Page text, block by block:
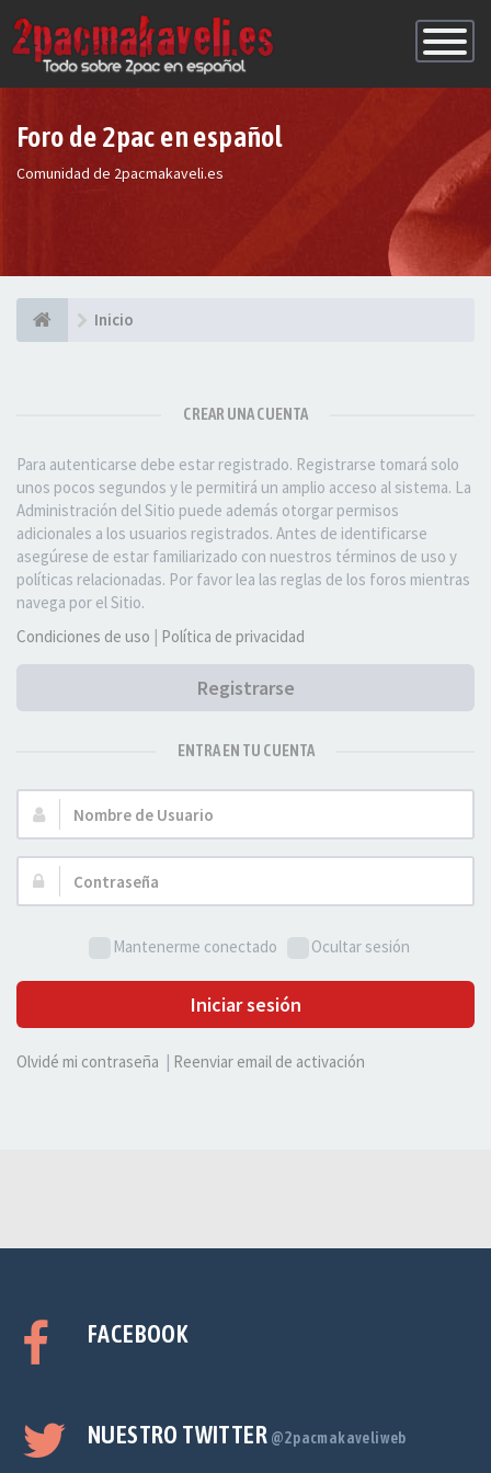
de
Foro de 2pac en español
Comunidad de 2pacmakaveli.es
Inicio
CREAR UNA CUENTA
Para autenticarse debe estar registrado. Registrarse tomará solo
unos pocos segundos y le permitirá un amplio acceso al sistema. La
Administración del Sitio puede además otorgar permisos
adicionales a los usuarios registrados. Antes de identificarse
asegúrese de estar familiarizado con nuestros términos de uso y
políticas relacionadas. Por favor lea las reglas de los foros mientras
navega por el Sitio.
Condiciones de uso | Política de privacidad
Registrarse
ENTRA EN TU CUENTA
Nombre
de
Usuario:
Contraseña:
Mantenerme conectado Ocultar sesión
Iniciar sesión
Olvidé mi contraseña Reenviar email de activación
FACEBOOK
NUESTRO TWITTER @2pacmakaveliweb